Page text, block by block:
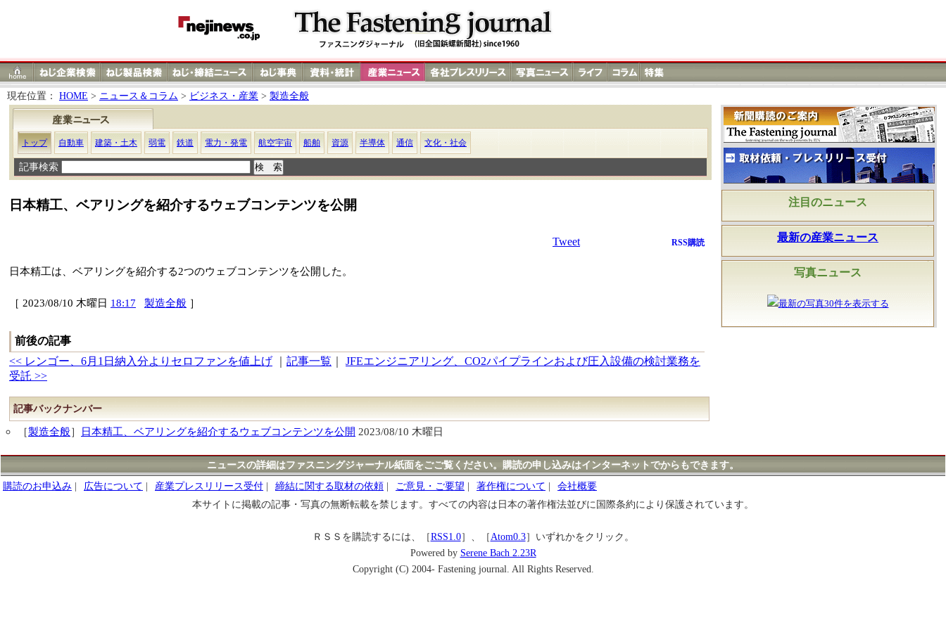
現在位置： HOME > ニュース＆コラム > ビジネス・産業 > 製造全般
トップ 自動車 建築・土木 弱電 鉄道 電力・発電 航空宇宙 船舶 資源 半導体 通信 文化・社会
記事検索
日本精工、ベアリングを紹介するウェブコンテンツを公開
Tweet RSS購読
日本精工は、ベアリングを紹介する2つのウェブコンテンツを公開した。
［ 2023/08/10 木曜日 18:17 製造全般 ］
前後の記事
<< レンゴー、6月1日納入分よりセロファンを値上げ
記事一覧
JFEエンジニアリング、CO2パイプラインおよび圧入設備の検討業務を
受託 >>
記事バックナンバー
［製造全般］ 日本精工、ベアリングを紹介するウェブコンテンツを公開 2023/08/10 木曜日
注目のニュース
最新の産業ニュース
写真ニュース
最新の写真30件を表示する
ニュースの詳細はファスニングジャーナル紙面をごご覧ください。購読の申し込みはインターネットでからもできます。
購読のお申込み
広告について 産業プレスリリース受付 締結に関する取材の依頼 ご意見・ご要望 著作権について
会社概要
本サイトに掲載の記事・写真の無断転載を禁じます。すべての内容は日本の著作権法並びに国際条約により保護されています。
ＲＳＳを購読するには、［RSS1.0］、［Atom0.3］いずれかをクリック。
Powered by Serene Bach 2.23R
Copyright (C) 2004- Fastening journal. All Rights Reserved.